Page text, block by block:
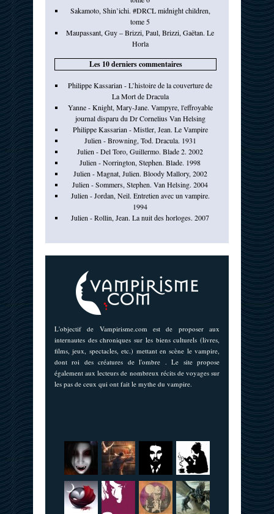
Sakamoto, Shin’ichi. #DRCL midnight children,
tome 5
Maupassant, Guy – Brizzi, Paul, Brizzi, Gaëtan. Le
Horla
Les 10 derniers commentaires
Philippe Kassarian - L’histoire de la couverture de
La Mort de Dracula
Yanne - Knight, Mary-Jane. Vampyre, l'effroyable
journal disparu du Dr Cornelius Van Helsing
Philippe Kassarian - Mistler, Jean. Le Vampire
Julien - Browning, Tod. Dracula. 1931
Julien - Del Toro, Guillermo. Blade 2. 2002
Julien - Norrington, Stephen. Blade. 1998
Julien - Magnat, Julien. Bloody Mallory, 2002
Julien - Sommers, Stephen. Van Helsing. 2004
Julien - Jordan, Neil. Entretien avec un vampire.
1994
Julien - Rollin, Jean. La nuit des horloges. 2007
L'objectif de Vampirisme.com est de proposer aux
internautes des chroniques sur les biens culturels (livres,
films, jeux, spectacles, etc.) mettant en scène le vampire,
dont roi des créatures de l'ombre . Le site propose
également aux lecteurs de nombreux récits de voyages sur
les pas de ceux qui ont fait le mythe du vampire.